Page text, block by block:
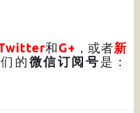
和G+ ，或者新
的 微信订阅号 是：